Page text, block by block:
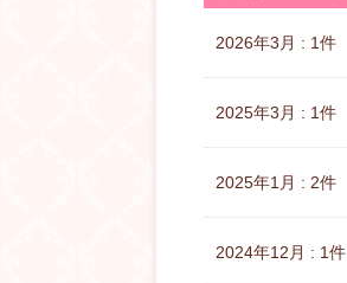
2026年3月 : 1件
2025年3月 : 1件
2025年1月 : 2件
2024年12月 : 1件